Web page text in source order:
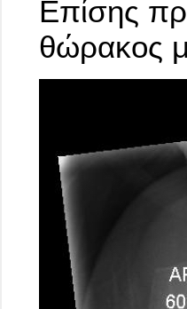
Επίσης
θώρακος